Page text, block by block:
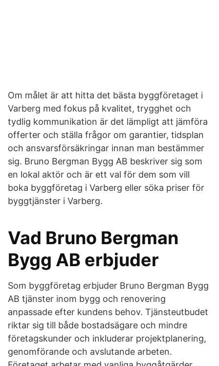
Om målet är att hitta det bästa byggföretaget i
Varberg med fokus på kvalitet, trygghet och
tydlig kommunikation är det lämpligt att jämföra
offerter och ställa frågor om garantier, tidsplan
och ansvarsförsäkringar innan man bestämmer
sig. Bruno Bergman Bygg AB beskriver sig som
en lokal aktör och är ett val för dem som vill
boka byggföretag i Varberg eller söka priser för
byggtjänster i Varberg.
Vad Bruno Bergman
Bygg AB erbjuder
Som byggföretag erbjuder Bruno Bergman Bygg
AB tjänster inom bygg och renovering
anpassade efter kundens behov. Tjänsteutbudet
riktar sig till både bostadsägare och mindre
företagskunder och inkluderar projektplanering,
genomförande och avslutande arbeten.